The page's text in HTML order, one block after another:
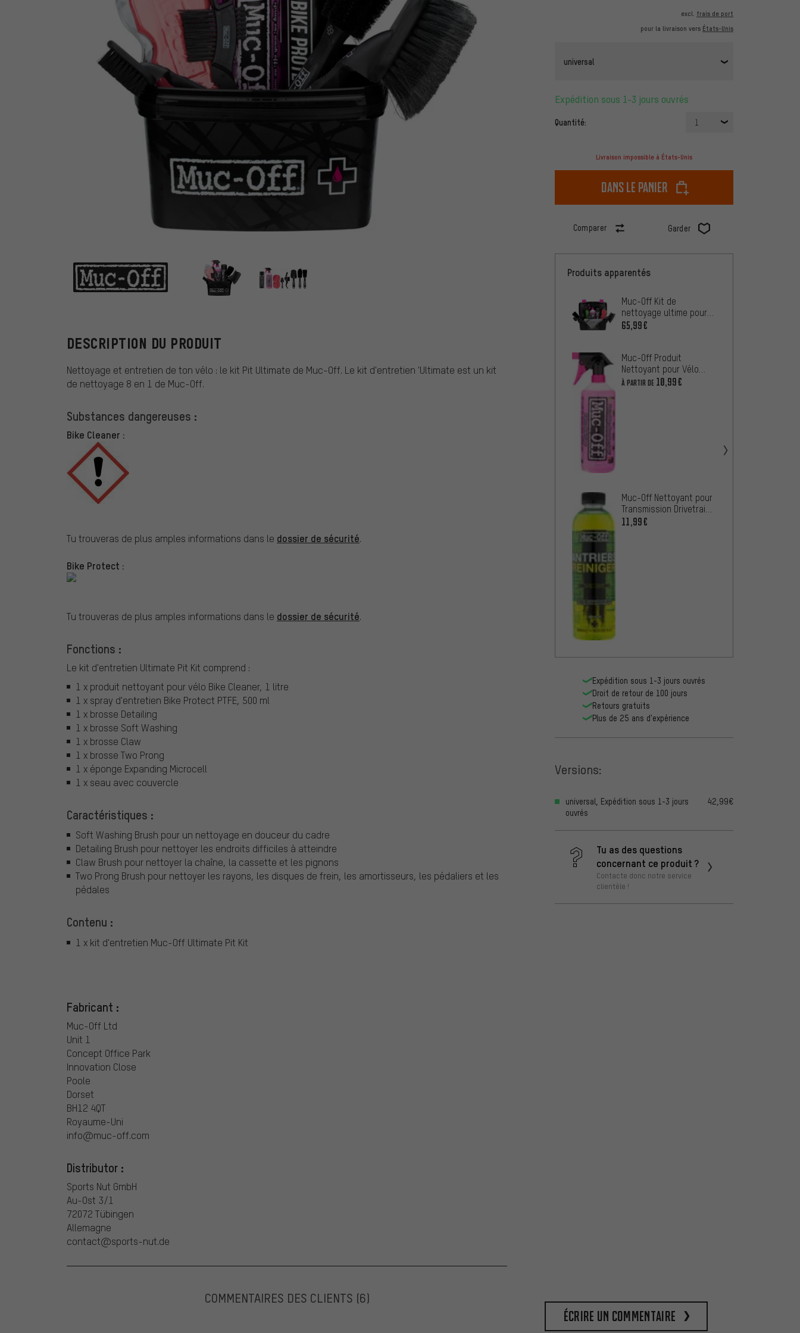
excl. frais de port
pour la livraison vers États-Unis
universal
Expédition sous 1-3 jours ouvrés
Quantité: 1
Livraison impossible à États-Unis
dans le panier
Comparer Garder
Muc-Off
DESCRIPTION DU PRODUIT
Nettoyage et entretien de ton vélo : le kit Pit Ultimate de Muc-Off. Le kit d'entretien 'Ultimate est un kit
de nettoyage 8 en 1 de Muc-Off.
Substances dangereuses :
Bike Cleaner :
Tu trouveras de plus amples informations dans le dossier de sécurité.
Bike Protect :
Tu trouveras de plus amples informations dans le dossier de sécurité.
Fonctions :
Le kit d'entretien Ultimate Pit Kit comprend :
1 x produit nettoyant pour vélo Bike Cleaner, 1 litre
1 x spray d'entretien Bike Protect PTFE, 500 ml
1 x brosse Detailing
1 x brosse Soft Washing
1 x brosse Claw
1 x brosse Two Prong
1 x éponge Expanding Microcell
1 x seau avec couvercle
Caractéristiques :
Soft Washing Brush pour un nettoyage en douceur du cadre
Detailing Brush pour nettoyer les endroits difficiles à atteindre
Claw Brush pour nettoyer la chaîne, la cassette et les pignons
Two Prong Brush pour nettoyer les rayons, les disques de frein, les amortisseurs, les pédaliers et les
pédales
Contenu :
1 x kit d'entretien Muc-Off Ultimate Pit Kit
Fabricant :
Muc-Off Ltd
Unit 1
Concept Office Park
Innovation Close
Poole
Dorset
BH12 4QT
Royaume-Uni
info@muc-off.com
Distributor :
Sports Nut GmbH
Au-Ost 3/1
72072 Tübingen
Allemagne
contact@sports-nut.de
Produits apparentés
Muc-Off Kit de
nettoyage ultime pour
vélo
65,99€
Muc-Off Produit
Nettoyant pour Vélo
Bike Cleaner
À PARTIR DE 10,99€
Muc-Off Nettoyant pour
Transmission Drivetrain
Cleaner
11,99€
Expédition sous 1-3 jours ouvrés
Droit de retour de 100 jours
Retours gratuits
Plus de 25 ans d'expérience
Versions:
universal, Expédition sous 1-3 jours
ouvrés
42,99€
Tu as des questions
concernant ce produit ?
Contacte donc notre service
clientèle !
COMMENTAIRES DES CLIENTS (6)
Écrire un commentaire